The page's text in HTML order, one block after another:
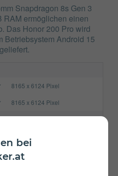
bei
Snapdragon 8s Gen 3
RAM ermöglichen einen
Das Honor 200 Pro wird
Betriebsystem Android 15
8165 x 6124 Pixel
8165 x 6124 Pixel